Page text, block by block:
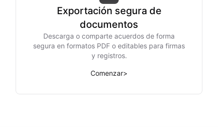
Exportación segura de
documentos
Descarga o comparte acuerdos de forma
segura en formatos PDF o editables para firmas
y registros.
Comenzar>